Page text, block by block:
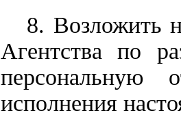
8. Возложить
Агентства по
персональную
исполнения